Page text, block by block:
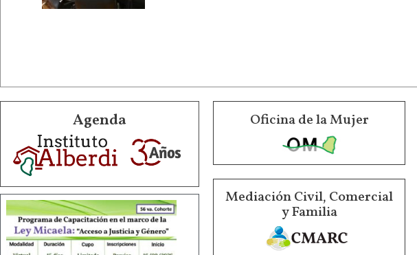
Agenda Oficina de la Mujer
Mediación Civil, Comercial
y Familia